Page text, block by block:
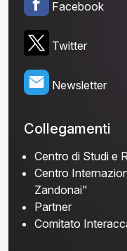
Facebook
Twitter
Newsletter
Collegamenti
Centro di Studi e
Centro
Zandonai"
Partner
Comitato